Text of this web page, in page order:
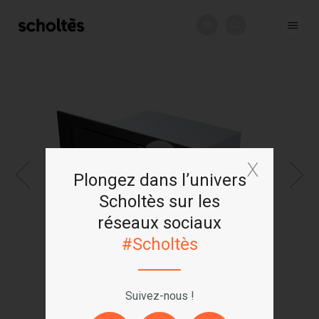
Plongez dans l’univers
Scholtès sur les
réseaux sociaux
#Scholtès
Suivez-nous !